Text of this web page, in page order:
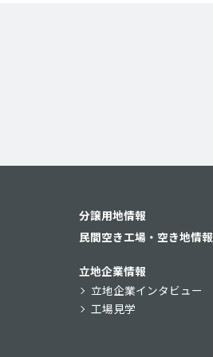
分譲用地情報
民間空き工場・空き地情報
立地企業情報
立地企業インタビュー
工場見学